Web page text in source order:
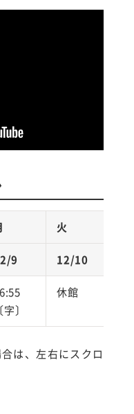
火
9 12/10
〔字〕
休館
は、左右にスクロ